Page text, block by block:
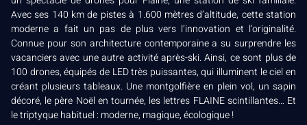
Avec ses 140 km de pistes à 1.600 mètres d’altitude, cette station
moderne a fait un pas de plus vers l’innovation et l’originalité.
Connue pour son architecture contemporaine a su surprendre les
vacanciers avec une autre activité après-ski. Ainsi, ce sont plus de
100 drones, équipés de LED très puissantes, qui illuminent le ciel en
créant plusieurs tableaux. Une montgolfière en plein vol, un sapin
décoré, le père Noël en tournée, les lettres FLAINE scintillantes… Et
le triptyque habituel : moderne, magique, écologique !